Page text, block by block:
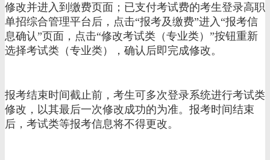
修改并进入到缴费页面；已支付考试费的考生登录高职
单招综合管理平台后，点击“报考及缴费”进入“报考信
息确认”页面，点击“修改考试类（专业类）”按钮重新
选择考试类（专业类），确认后即完成修改。
报考结束时间截止前，考生可多次登录系统进行考试类
修改，以其最后一次修改成功的为准。报考时间结束
后，考试类等报考信息将不得更改。